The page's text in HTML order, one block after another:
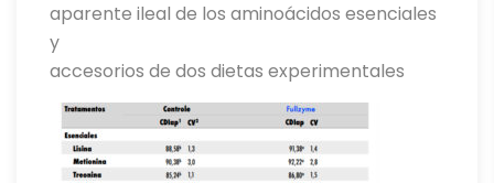
aparente ileal de los aminoácidos esenciales
y
accesorios de dos dietas experimentales